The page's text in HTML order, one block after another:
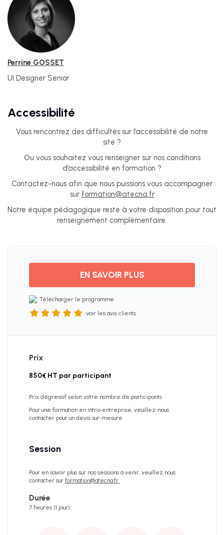
DESIGN
THINKING
DESIGN
SEO
clients
Perrine GOSSET
UI Designer Senior
Accessibilité
Vous rencontrez des difficultés sur l’accessibilité de notre
site ?
Ou vous souhaitez vous renseigner sur nos conditions
d’accessibilité en formation ?
Contactez-nous afin que nous puissions vous accompagner
sur formation@atecna.fr
Notre équipe pédagogique reste à votre disposition pour tout
renseignement complémentaire.
EN SAVOIR PLUS
Télécharger le programme
voir les avis clients
Prix
850€ HT par participant
Prix dégressif selon votre nombre de participants
Pour une formation en intra-entreprise, veuillez-nous
contacter pour un devis sur-mesure
Session
Pour en savoir plus sur nos sessions à venir, veuillez nous
contacter sur formation@atecna.fr
Durée
7 heures (1 jour)